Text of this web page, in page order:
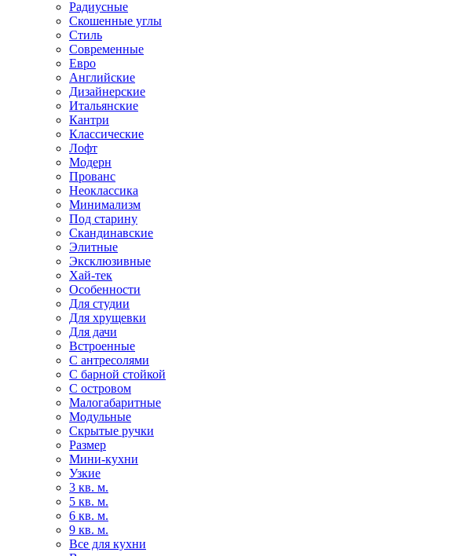
Радиусные
Скошенные углы
Стиль
Современные
Евро
Английские
Дизайнерские
Итальянские
Кантри
Классические
Лофт
Модерн
Прованс
Неоклассика
Минимализм
Под старину
Скандинавские
Элитные
Эксклюзивные
Хай-тек
Особенности
Для студии
Для хрущевки
Для дачи
Встроенные
С антресолями
С барной стойкой
С островом
Малогабаритные
Модульные
Скрытые ручки
Размер
Мини-кухни
Узкие
3 кв. м.
5 кв. м.
6 кв. м.
9 кв. м.
Все для кухни